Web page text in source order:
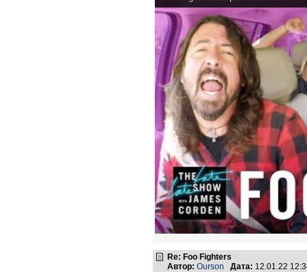
Re: Foo Fighters
Автор: Ourson Дата: 12.01.22